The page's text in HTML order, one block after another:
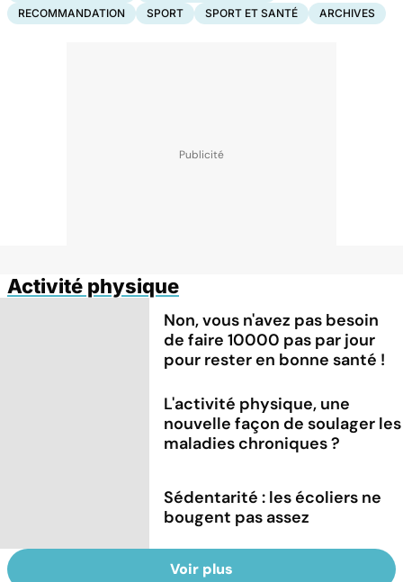
RECOMMANDATION
SPORT SPORT ET SANTÉ ARCHIVES
Activité physique
Non, vous n'avez pas besoin
de faire 10000 pas par jour
pour rester en bonne santé !
L'activité physique, une
nouvelle façon de soulager les
maladies chroniques ?
Sédentarité : les écoliers ne
bougent pas assez
Voir plus